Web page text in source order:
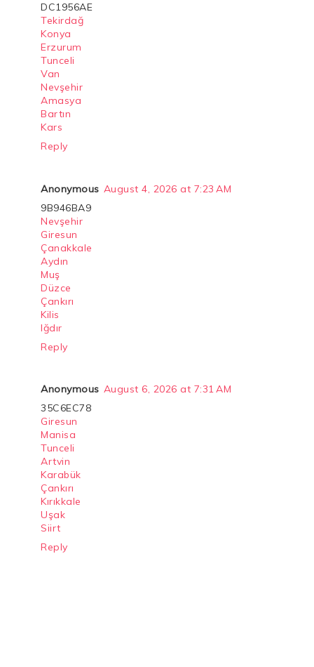
DC1956AE
Tekirdağ
Konya
Erzurum
Tunceli
Van
Nevşehir
Amasya
Bartın
Kars
Reply
Anonymous August 4, 2026 at 7:23 AM
9B946BA9
Nevşehir
Giresun
Çanakkale
Aydın
Muş
Düzce
Çankırı
Kilis
Iğdır
Reply
Anonymous August 6, 2026 at 7:31 AM
35C6EC78
Giresun
Manisa
Tunceli
Artvin
Karabük
Çankırı
Kırıkkale
Uşak
Siirt
Reply